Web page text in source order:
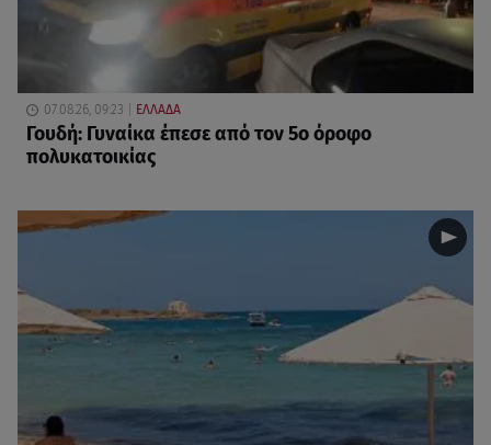
07.08.26, 09:23 ΕΛΛΑΔΑ
Γουδή: Γυναίκα έπεσε από τον 5ο όροφο
πολυκατοικίας